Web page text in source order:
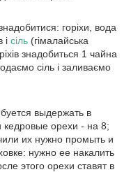
горіхи, вода
і сіль (гімалайська
знадобиться 1 чайна
сіль і заливаємо
выдержать в
кедровые орехи - на 8;
их нужно промыть и
нужно ее накалить
этого орехи ставят в